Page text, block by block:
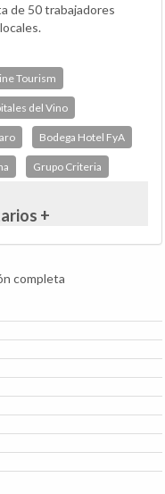
de 50 trabajadores
Tourism
del Vino
Bodega Hotel FyA
Grupo Criteria
+
completa